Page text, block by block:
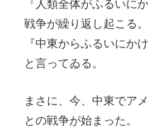
『人類全体がふるいに
戦争が繰り返し起こる。
『中東からふるいにか
と言ってゐる。
まさに、今、中東でア
との戦争が始まった。